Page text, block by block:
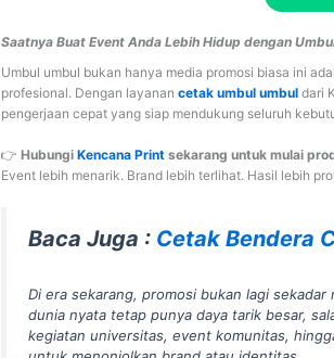
Saatnya Buat Event Anda Lebih Hidup dengan
Umbul umbul bukan hanya media promosi biasa ini
profesional. Dengan layanan cetak umbul umbul dari
pengerjaan cepat yang siap mendukung seluruh
👉 Hubungi Kencana Print sekarang untuk mulai
Event lebih menarik. Brand lebih terlihat. Hasil lebih
Baca Juga : Cetak Bendera
Di era sekarang, promosi bukan lagi
dunia nyata tetap punya daya tarik besar,
kegiatan universitas, event komunitas,